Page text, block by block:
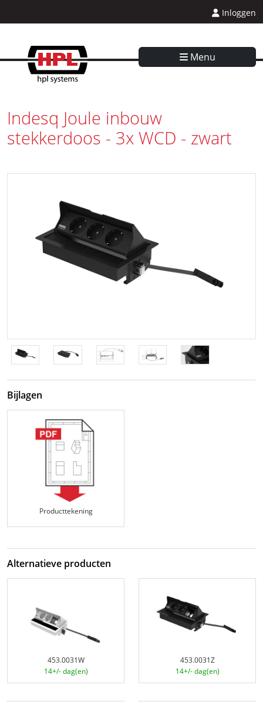
Inloggen
Menu
Indesq Joule inbouw
stekkerdoos - 3x WCD - zwart
Bijlagen
Producttekening
Alternatieve producten
453.0031W
14+/- dag(en)
453.0031Z
14+/- dag(en)